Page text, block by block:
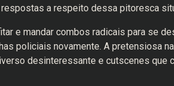
a respeito dessa pitoresca
e mandar combos radicais para se
policiais novamente. A pretensiosa
desinteressante e cutscenes que